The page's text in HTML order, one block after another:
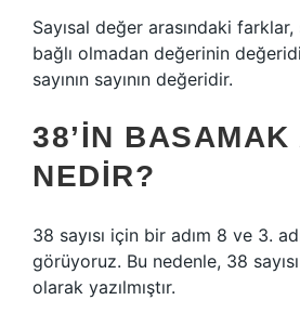
Sayısal değer arasındaki farklar,
bağlı olmadan değerinin
sayının sayının değeridir.
38’IN BASAMAK
NEDIR?
38 sayısı için bir adım 8 ve 3.
görüyoruz. Bu nedenle, 38
olarak yazılmıştır.